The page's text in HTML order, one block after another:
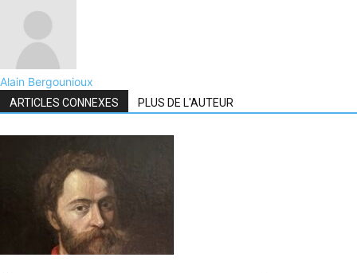
Alain Bergounioux
ARTICLES CONNEXES PLUS DE L'AUTEUR